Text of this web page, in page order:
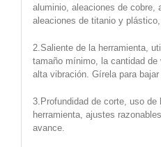
aluminio, aleaciones de cobre,
aleaciones de titanio y plástico,
2.Saliente de la herramienta,
tamaño mínimo, la cantidad de
alta vibración. Gírela para
3.Profundidad de corte, uso de
herramienta, ajustes
avance.